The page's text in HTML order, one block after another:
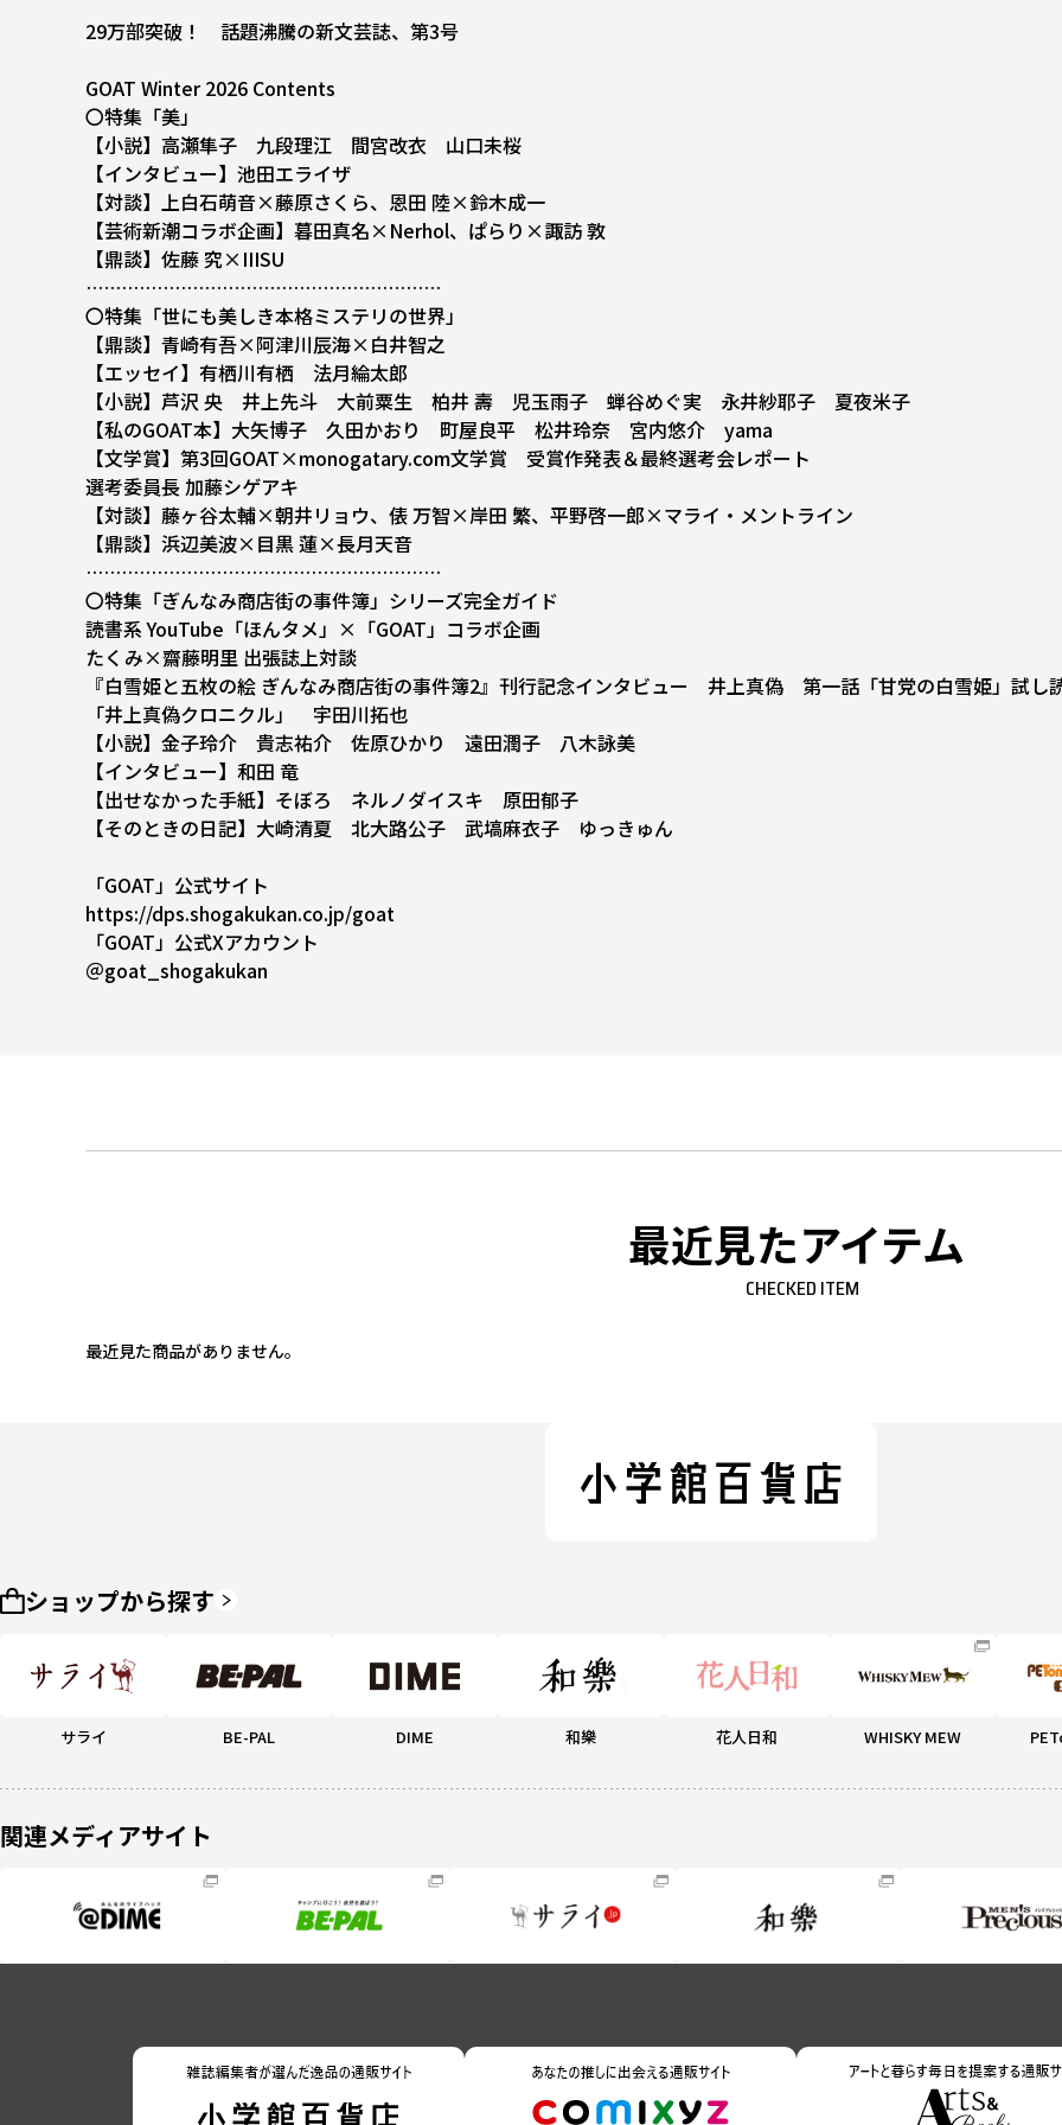
29万部突破！ 話題沸騰の新文芸誌、第3号
GOAT Winter 2026 Contents
〇特集「美」――
【小説】高瀬隼子 九段理江 間宮改衣 山口未桜
【インタビュー】池田エライザ
【対談】上白石萌音×藤原さくら、恩田 陸×鈴木成一
【芸術新潮コラボ企画】暮田真名×Nerhol、ぱらり×諏訪 敦
【鼎談】佐藤 究×IIISU
……………………………………………………
〇特集「世にも美しき本格ミステリの世界」――
【鼎談】青崎有吾×阿津川辰海×白井智之
【エッセイ】有栖川有栖 法月綸太郎
【小説】芦沢 央 井上先斗 大前粟生 柏井 壽 児玉雨子 蝉谷めぐ実 永井紗耶子 夏夜米子
【私のGOAT本】大矢博子 久田かおり 町屋良平 松井玲奈 宮内悠介 yama
【文学賞】第3回GOAT×monogatary.com文学賞 受賞作発表＆最終選考会レポート
選考委員長 加藤シゲアキ
【対談】藤ヶ谷太輔×朝井リョウ、俵 万智×岸田 繁、平野啓一郎×マライ・メントライン
【鼎談】浜辺美波×目黒 蓮×長月天音
……………………………………………………
〇特集「ぎんなみ商店街の事件簿」シリーズ完全ガイド――
読書系 YouTube「ほんタメ」×「GOAT」コラボ企画
たくみ×齋藤明里 出張誌上対談
『白雪姫と五枚の絵 ぎんなみ商店街の事件簿2』刊行記念インタビュー 井上真偽 第一話「甘党の白雪姫」試し
「井上真偽クロニクル」 宇田川拓也
【小説】金子玲介 貴志祐介 佐原ひかり 遠田潤子 八木詠美
【インタビュー】和田 竜
【出せなかった手紙】そぼろ ネルノダイスキ 原田郁子
【そのときの日記】大崎清夏 北大路公子 武塙麻衣子 ゆっきゅん
「GOAT」公式サイト
https://dps.shogakukan.co.jp/goat
「GOAT」公式Xアカウント
＠goat_shogakukan
最近見たアイテム
CHECKED ITEM
最近見た商品がありません。
ショップから探す
サライ BE-PAL DIME 和樂 花人日和 WHISKY MEW
関連メディアサイト